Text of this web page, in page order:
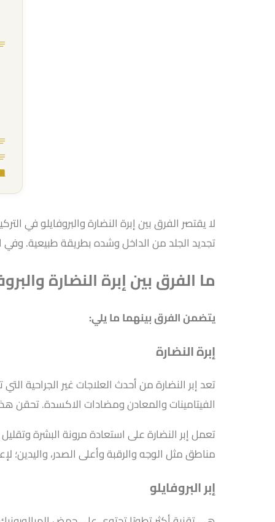
لا يقتصر الفرق بين إبرة النضارة والبروفايلو في
تجديد الجلد من الداخل وشده بطريقة طبيعية.
ما الفرق بين إبرة النضارة
يتضمن الفرق بينهما ما يلي:
إبرة النضارة
تعد إبر النضارة من أحدث العلاجات غير
الفيتامينات والمعادن ومضادات الاكسدة. تحقن
تعمل إبر النضارة على استعادة مرونة البشرة
مناطق مثل الوجه والرقبة وأعلى الصدر، واليدين؛
إبر البروفايلو